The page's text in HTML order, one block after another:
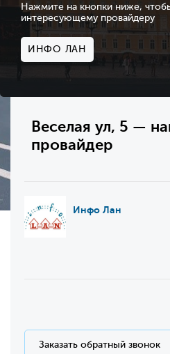
Нажмите на кнопки ниже,
интересующему провайдеру
ИНФО ЛАН
Веселая ул, 5 —
провайдер
Инфо Лан
Заказать обратный звонок